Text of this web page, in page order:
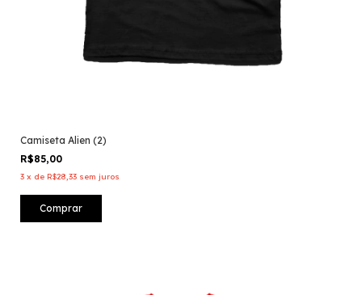
Camiseta Alien (2)
R$85,00
3 x de R$28,33 sem juros
Comprar